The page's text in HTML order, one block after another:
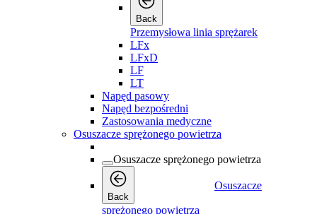
Back
Przemysłowa linia sprężarek
LFx
LFxD
LF
LT
Napęd pasowy
Napęd bezpośredni
Zastosowania medyczne
Osuszacze sprężonego powietrza
Osuszacze sprężonego powietrza
Back
Osuszacze
sprężonego powietrza